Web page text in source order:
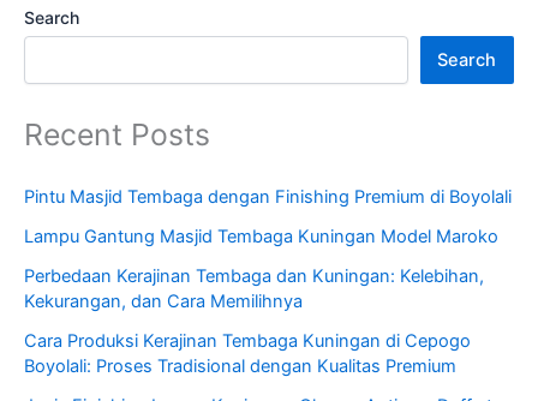
Search
Search
Recent Posts
Pintu Masjid Tembaga dengan Finishing Premium di Boyolali
Lampu Gantung Masjid Tembaga Kuningan Model Maroko
Perbedaan Kerajinan Tembaga dan Kuningan: Kelebihan,
Kekurangan, dan Cara Memilihnya
Cara Produksi Kerajinan Tembaga Kuningan di Cepogo
Boyolali: Proses Tradisional dengan Kualitas Premium